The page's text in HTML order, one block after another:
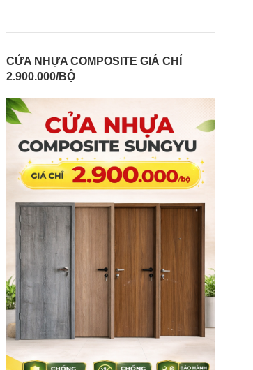
CỬA NHỰA COMPOSITE GIÁ CHỈ
2.900.000/BỘ